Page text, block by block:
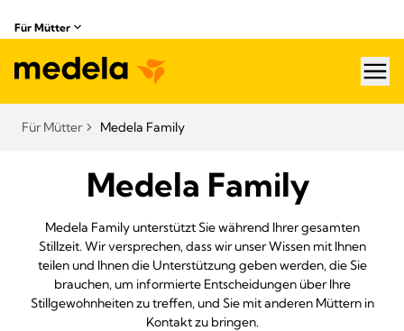
Für Mütter
Für Mütter Medela Family
Medela Family
Medela Family unterstützt Sie während Ihrer gesamten
Stillzeit. Wir versprechen, dass wir unser Wissen mit Ihnen
teilen und Ihnen die Unterstützung geben werden, die Sie
brauchen, um informierte Entscheidungen über Ihre
Stillgewohnheiten zu treffen, und Sie mit anderen Müttern in
Kontakt zu bringen.